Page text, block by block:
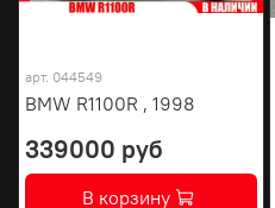
арт. 044549
BMW R1100R , 1998
339000 руб
В корзину